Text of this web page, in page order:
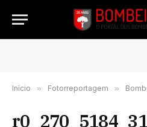
Início » Fotorreportagem »